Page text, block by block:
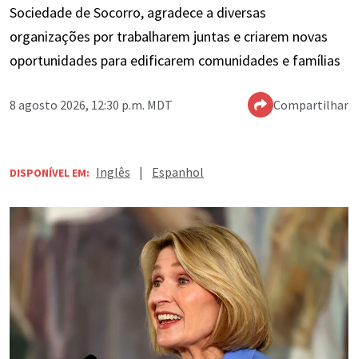
Sociedade de Socorro, agradece a diversas
organizações por trabalharem juntas e criarem novas
oportunidades para edificarem comunidades e famílias
8 agosto 2026, 12:30 p.m. MDT Compartilhar
DISPONÍVEL EM: Inglês | Espanhol